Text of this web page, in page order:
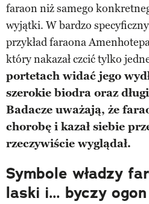
faraon niż samego
wyjątki. W bardzo
przykład faraona
który nakazał czcić tylko
portetach widać jego
szerokie biodra oraz
Badacze uważają, że
chorobę i kazał siebie
rzeczywiście wyglądał.
Symbole władzy
laski i… byczy ogon